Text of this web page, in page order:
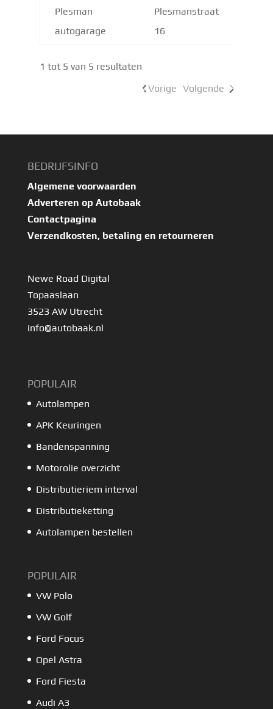
Plesman
autogarage
Plesmanstraat
16
1 tot 5 van 5 resultaten
Vorige Volgende
BEDRIJFSINFO
Algemene voorwaarden
Adverteren op Autobaak
Contactpagina
Verzendkosten, betaling en retourneren
Newe Road Digital
Topaaslaan
3523 AW Utrecht
info@autobaak.nl
POPULAIR
Autolampen
APK Keuringen
Bandenspanning
Motorolie overzicht
Distributieriem interval
Distributieketting
Autolampen bestellen
POPULAIR
VW Polo
VW Golf
Ford Focus
Opel Astra
Ford Fiesta
Audi A3